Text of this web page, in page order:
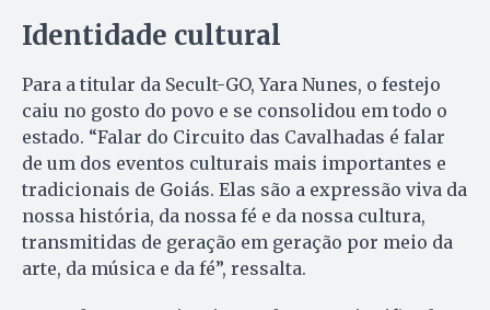
Identidade cultural
Para a titular da Secult-GO, Yara Nunes, o festejo
caiu no gosto do povo e se consolidou em todo o
estado. “Falar do Circuito das Cavalhadas é falar
de um dos eventos culturais mais importantes e
tradicionais de Goiás. Elas são a expressão viva da
nossa história, da nossa fé e da nossa cultura,
transmitidas de geração em geração por meio da
arte, da música e da fé”, ressalta.